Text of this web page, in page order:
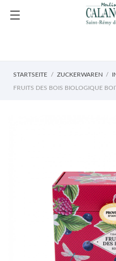
STARTSEITE ZUCKERWAREN
FRUITS DES BOIS BIOLOGIQUE